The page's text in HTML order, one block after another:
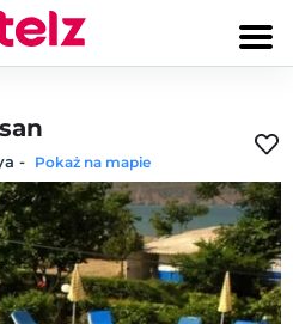
- Pokaż na mapie